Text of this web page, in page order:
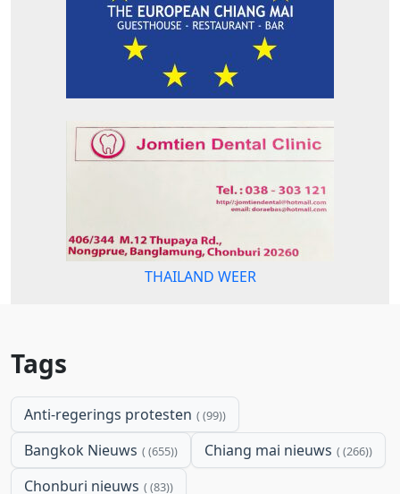
THAILAND WEER
Tags
Anti-regerings protesten (99)
Bangkok Nieuws (655) Chiang mai nieuws (266)
Chonburi nieuws (83)